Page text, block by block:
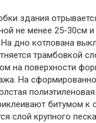
здания
не менее 25-30см
дно котлована
трамбовкой
на поверхности
На
битумом к
слой крупного